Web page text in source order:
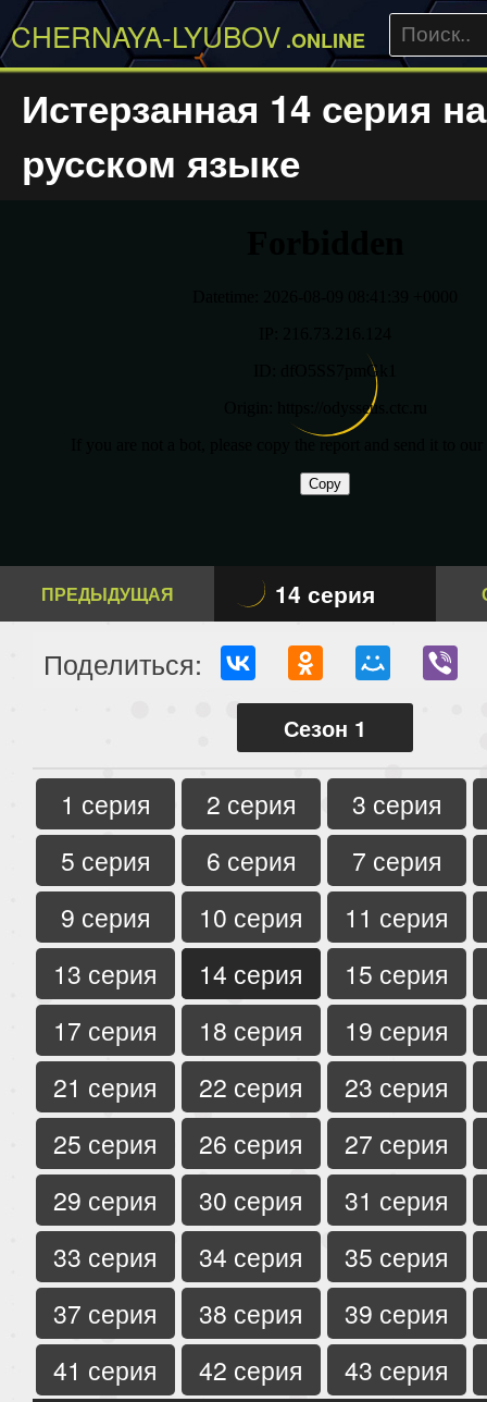
CHERNAYA-LYUBOV .ONLINE
Истерзанная 14 серия на
русском языке
ПРЕДЫДУЩАЯ 14 серия
Поделиться:
Сезон 1
1 серия 2 серия
3 серия
5 серия
6 серия
7 серия
9 серия
10 серия
11 серия
13 серия
14 серия
15 серия
17 серия
18 серия
19 серия
21 серия
22 серия
23 серия
25 серия
26 серия
27 серия
29 серия
30 серия
31 серия
33 серия
34 серия
35 серия
37 серия
38 серия
39 серия
41 серия
42 серия
43 серия